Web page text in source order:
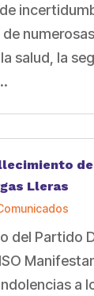
de
salud, la
Lleras
del Partido
a